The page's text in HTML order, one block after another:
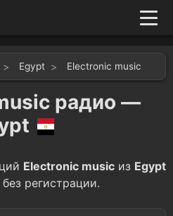
Egypt Electronic music
радио —
Electronic music из Egypt
регистрации.